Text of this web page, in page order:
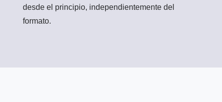
desde el principio, independientemente del
formato.